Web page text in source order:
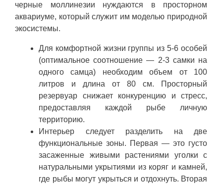
черные моллинезии нуждаются в просторном
аквариуме, который служит им моделью природной
экосистемы.
Для комфортной жизни группы из 5-6 особей
(оптимальное соотношение — 2-3 самки на
одного самца) необходим объем от 100
литров и длина от 80 см. Просторный
резервуар снижает конкуренцию и стресс,
предоставляя каждой рыбе личную
территорию.
Интерьер следует разделить на две
функциональные зоны. Первая — это густо
засаженные живыми растениями уголки с
натуральными укрытиями из коряг и камней,
где рыбы могут укрыться и отдохнуть. Вторая